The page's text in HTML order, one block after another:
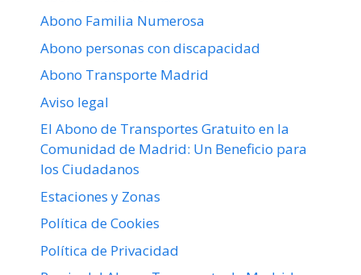
Abono Familia Numerosa
Abono personas con discapacidad
Abono Transporte Madrid
Aviso legal
El Abono de Transportes Gratuito en la
Comunidad de Madrid: Un Beneficio para
los Ciudadanos
Estaciones y Zonas
Política de Cookies
Política de Privacidad